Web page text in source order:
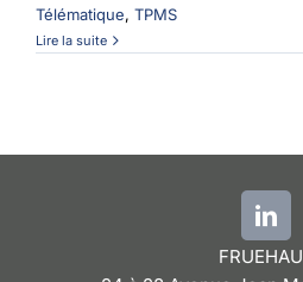
Télématique, TPMS
Lire la suite